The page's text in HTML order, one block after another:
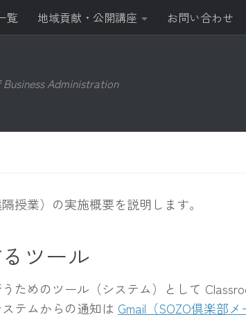
覧 地域貢献・公開講座 お問い合わせ
Administration
授業）の実施概要を説明します。
ツール
ためのツール（システム）として
テムからの通知は Gmail（SOZO倶楽部メ